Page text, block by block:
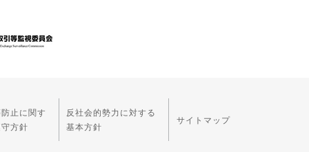
止に関す
方針
反社会的勢力に対する
基本方針
サイトマップ